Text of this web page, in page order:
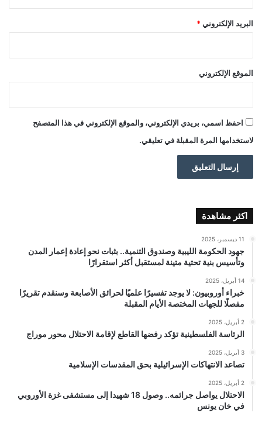
البريد الإلكتروني *
الموقع الإلكتروني
احفظ اسمي، بريدي الإلكتروني، والموقع الإلكتروني في هذا المتصفح
لاستخدامها المرة المقبلة في تعليقي.
اكثر مشاهدة
11 ديسمبر، 2025
جهود الحكومة الليبية وصندوق التنمية.. بثبات نحو إعادة إعمار المدن
وتأسيس بنية تحتية متينة لمستقبل أكثر استقرارًا
14 أبريل، 2025
خبراء أوروبيون: لا يوجد تفسيرًا علميًا لحرائق الأصابعة وسنقدم تقريرًا
مفصلًا للجهات المختصة الأيام المقبلة
2 أبريل، 2025
الرئاسة الفلسطينية تؤكد رفضها القاطع لإقامة الاحتلال محور موراج
3 أبريل، 2025
تصاعد الانتهاكات الإسرائيلية بحق المقدسات الإسلامية
2 أبريل، 2025
الاحتلال يواصل جرائمه.. وصول 18 شهيدا إلى مستشفى غزة الأوروبي
في خان يونس